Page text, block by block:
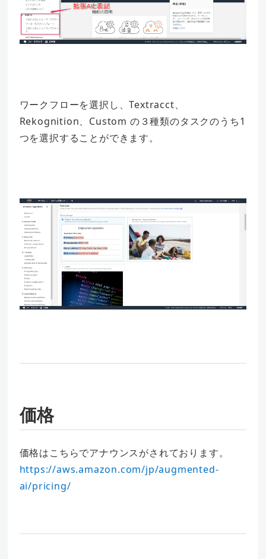
ワークフローを選択し、Textracct、
Rekognition、Custom の３種類のタスクのうち1
つを選択することができます。
価格
価格はこちらでアナウンスがされております。
https://aws.amazon.com/jp/augmented-
ai/pricing/